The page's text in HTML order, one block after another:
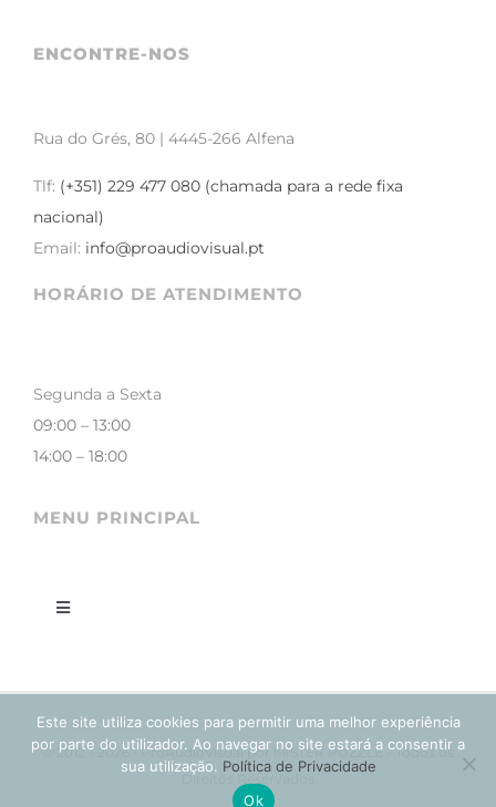
ENCONTRE-NOS
Rua do Grés, 80 | 4445-266 Alfena
Tlf: (+351) 229 477 080 (chamada para a rede fixa
nacional)
Email: info@proaudiovisual.pt
HORÁRIO DE ATENDIMENTO
Segunda a Sexta
09:00 – 13:00
14:00 – 18:00
MENU PRINCIPAL
Toggle
CONTACTOS
© 2012 - 2026 • ProAudioVisual por MISTER PUZZLE - Todos os
Direitos Reservados
Este site utiliza cookies para permitir uma melhor experiência
por parte do utilizador. Ao navegar no site estará a consentir a
sua utilização. Política de Privacidade
Ok